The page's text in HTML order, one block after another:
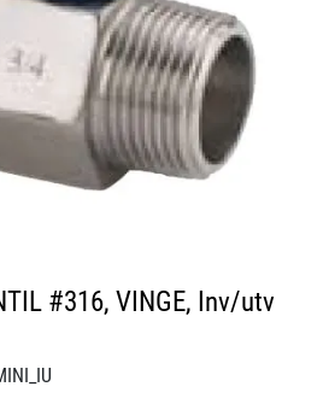
#316, VINGE, Inv/utv